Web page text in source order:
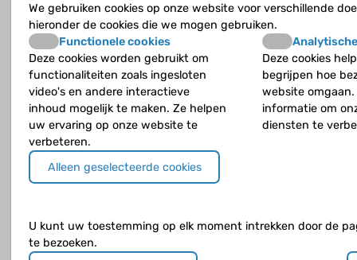
De eerste weken zijn voor de ouders vaak een
achtbaan
Monique Rijken is kinderarts-neonatoloog in het Leids Universitair Medisch
Centrum te Leiden.
Ik kijk ook naar de ouder-kindrelatie
Corita Boons is kinderfysiotherapeut in Isala in Zwolle.
Oorzaken van hersenschade bij een te vroeg geboren
Ondersteun ook de ouders van kinderen die te vroeg
We gebruiken cookies op onze website voor verschillende
hieronder de cookies die we mogen gebruiken.
Functionele cookies
Deze cookies worden gebruikt om
functionaliteiten zoals ingesloten
video's en andere interactieve
inhoud mogelijk te maken. Ze helpen
uw ervaring op onze website te
verbeteren.
Deze cookies
begrijpen hoe
website omgaan.
informatie om
diensten te
Alleen geselecteerde cookies
U kunt uw toestemming op elk moment intrekken door de
te bezoeken.